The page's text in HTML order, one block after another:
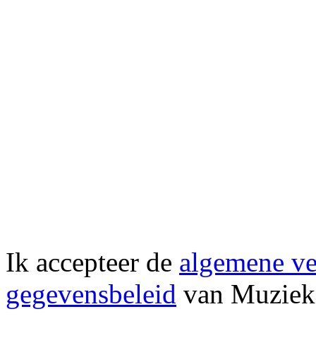
Ik accepteer de algemene
gegevensbeleid van